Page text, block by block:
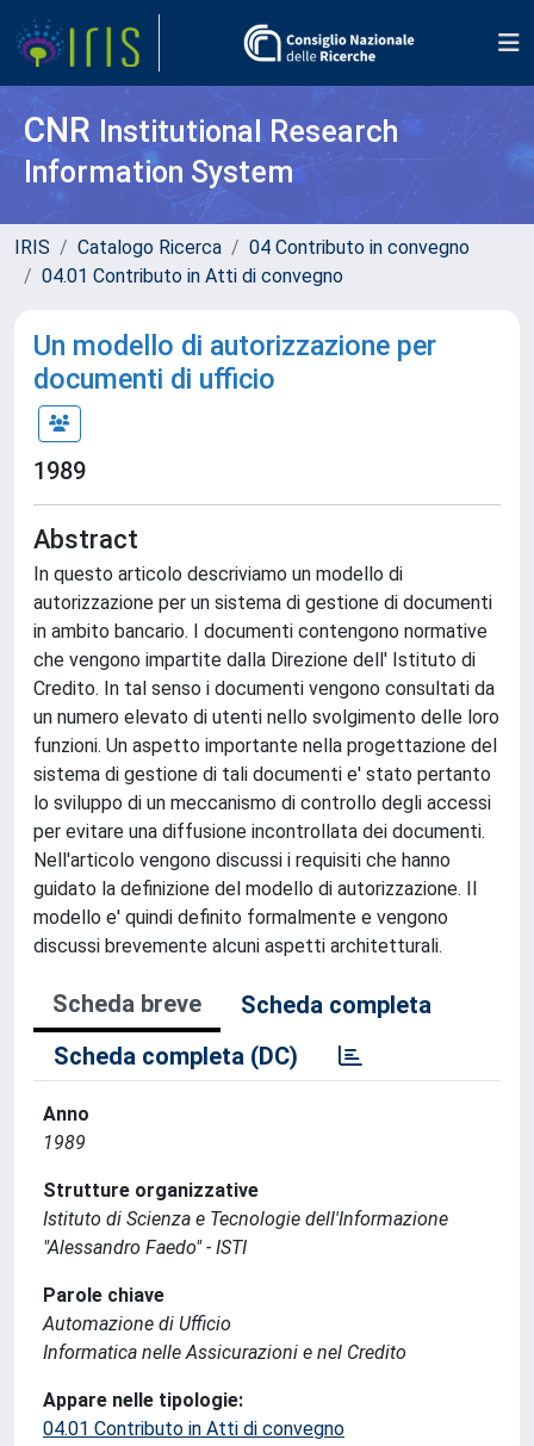
CNR Institutional Research
Information System
IRIS Catalogo Ricerca
04 Contributo in convegno
04.01 Contributo in Atti di convegno
Un modello di autorizzazione per
documenti di ufficio
1989
Abstract
In questo articolo descriviamo un modello di
autorizzazione per un sistema di gestione di documenti
in ambito bancario. I documenti contengono normative
che vengono impartite dalla Direzione dell' Istituto di
Credito. In tal senso i documenti vengono consultati da
un numero elevato di utenti nello svolgimento delle loro
funzioni. Un aspetto importante nella progettazione del
sistema di gestione di tali documenti e' stato pertanto
lo sviluppo di un meccanismo di controllo degli accessi
per evitare una diffusione incontrollata dei documenti.
Nell'articolo vengono discussi i requisiti che hanno
guidato la definizione del modello di autorizzazione. Il
modello e' quindi definito formalmente e vengono
discussi brevemente alcuni aspetti architetturali.
Scheda breve
Scheda completa
Scheda completa (DC)
Anno
1989
Strutture organizzative
Istituto di Scienza e Tecnologie dell'Informazione
"Alessandro Faedo" - ISTI
Parole chiave
Automazione di Ufficio
Informatica nelle Assicurazioni e nel Credito
Appare nelle tipologie:
04.01 Contributo in Atti di convegno